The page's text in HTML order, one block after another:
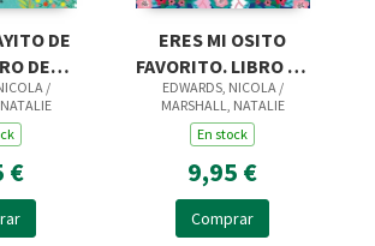
DE
DE
CON/
€
ERES MI OSITO
FAVORITO. LIBRO DE
CARTON CON
TROQUE
EDWARDS, NICOLA /
MARSHALL, NATALIE
En stock
9,95 €
Comprar